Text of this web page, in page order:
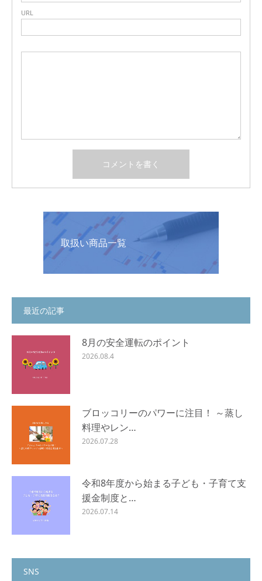
URL
取扱い商品一覧
最近の記事
8月の安全運転のポイント
2026.08.4
ブロッコリーのパワーに注目！ ～蒸し
料理やレン…
2026.07.28
令和8年度から始まる子ども・子育て支
援金制度と…
2026.07.14
SNS